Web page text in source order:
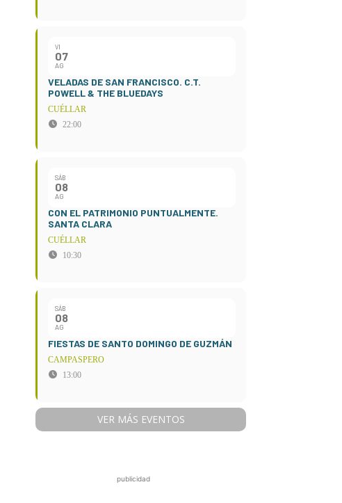
VI
07
AG
VELADAS DE SAN FRANCISCO. C.T.
POWELL & THE BLUEDAYS
CUÉLLAR
22:00
SÁB
08
AG
CON EL PATRIMONIO PUNTUALMENTE.
SANTA CLARA
CUÉLLAR
10:30
SÁB
08
AG
FIESTAS DE SANTO DOMINGO DE GUZMÁN
CAMPASPERO
13:00
VER MÁS EVENTOS
publicidad